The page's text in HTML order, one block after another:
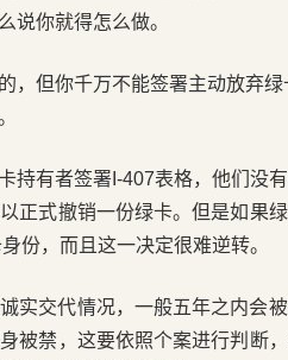
说你就得怎么做。
，但你千万不能签署主动放弃绿
持有者签署I-407表格，他们没
正式撤销一份绿卡。但是如果
份，而且这一决定很难逆转。
实交代情况，一般五年之内会
被禁，这要依照个案进行判断